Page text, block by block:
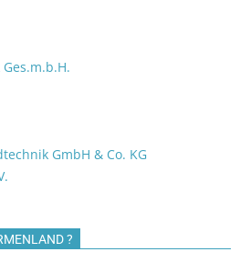
GmbH & Co. KG
?